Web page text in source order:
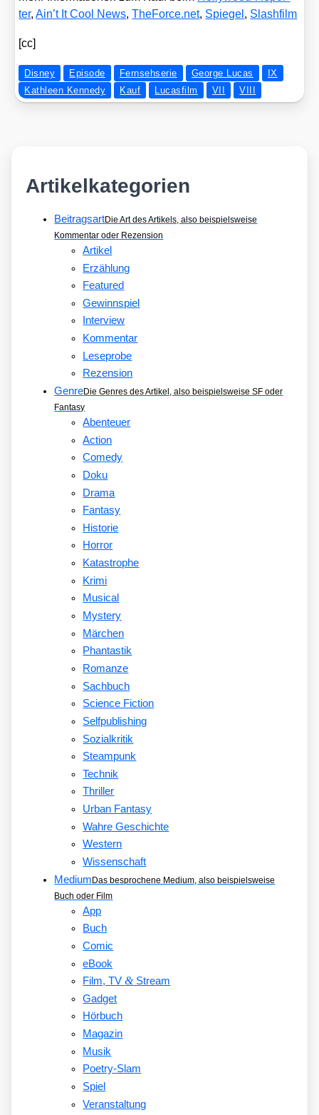
ter,Ain’t It Cool News,The​Force​.net, Spie­gel , Slash­film
[cc]
Disney Episode Fernsehserie George Lucas
IX
Kathleen Kennedy
Kauf Lucasfilm VII VIII
Artikelkategorien
BeitragsartDie Art des Artikels, also beispielsweise
Kommentar oder Rezension
Artikel
Erzählung
Featured
Gewinnspiel
Interview
Kommentar
Leseprobe
Rezension
GenreDie Genres des Artikel, also beispielsweise SF oder
Fantasy
Abenteuer
Action
Comedy
Doku
Drama
Fantasy
Historie
Horror
Katastrophe
Krimi
Musical
Mystery
Märchen
Phantastik
Romanze
Sachbuch
Science Fiction
Selfpublishing
Sozialkritik
Steampunk
Technik
Thriller
Urban Fantasy
Wahre Geschichte
Western
Wissenschaft
MediumDas besprochene Medium, also beispielsweise
Buch oder Film
App
Buch
Comic
eBook
Film, TV&Stream
Gadget
Hörbuch
Magazin
Musik
Poetry-Slam
Spiel
Veranstaltung